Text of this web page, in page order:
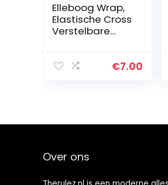
Elleboog Wrap,
Elastische Cross
Verstelbare
Wrap
€7.00
Over ons